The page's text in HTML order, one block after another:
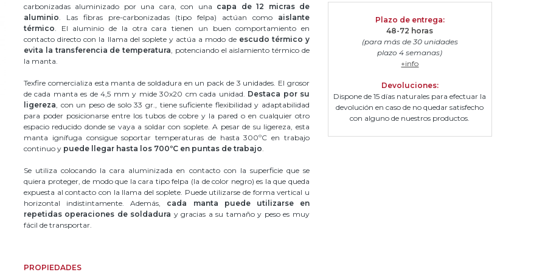
carbonizadas aluminizado por una cara, con una capa de 12 micras de
aluminio. Las fibras pre-carbonizadas (tipo felpa) actúan comoaislante
térmico. El aluminio de la otra cara tienen un buen comportamiento en
contacto directo con la llama del soplete y actúa a modo de escudo térmico y
evita la transferencia de temperatura, potenciando el aislamiento térmico de
la manta.
Texfire comercializa esta manta de soldadura en un pack de 3 unidades. El grosor
de cada manta es de 4,5 mm y mide 30x20 cm cada unidad. Destaca por su
ligereza, con un peso de solo 33 gr., tiene suficiente flexibilidad y adaptabilidad
para poder posicionarse entre los tubos de cobre y la pared o en cualquier otro
espacio reducido donde se vaya a soldar con soplete. A pesar de su ligereza, esta
manta ignífuga consigue soportar temperaturas de hasta 300ºC en trabajo
continuo y puede llegar hasta los 700ºC en puntas de trabajo.
Se utiliza colocando la cara aluminizada en contacto con la superficie que se
quiera proteger, de modo que la cara tipo felpa (la de color negro) es la que queda
expuesta al contacto con la llama del soplete. Puede utilizarse de forma vertical u
horizontal indistintamente. Además, cada manta puede utilizarse en
repetidas operaciones de soldadura y gracias a su tamaño y peso es muy
fácil de transportar.
PROPIEDADES
Plazo de entrega:
48-72 horas
(para más de 30 unidades
plazo 4 semanas)
+info
Devoluciones:
Dispone de 15 días naturales para efectuar la
devolución en caso de no quedar satisfecho
con alguno de nuestros productos.